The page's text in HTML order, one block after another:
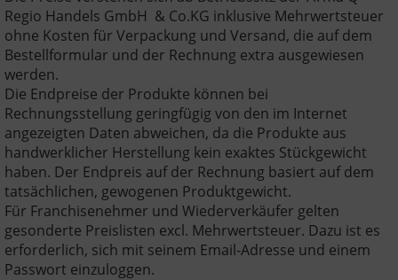
Regio Handels GmbH & Co.KG inklusive Mehrwertsteuer
ohne Kosten für Verpackung und Versand, die auf dem
Bestellformular und der Rechnung extra ausgewiesen
werden.
Die Endpreise der Produkte können bei
Rechnungsstellung geringfügig von den im Internet
angezeigten Daten abweichen, da die Produkte aus
handwerklicher Herstellung kein exaktes Stückgewicht
haben. Der Endpreis auf der Rechnung basiert auf dem
tatsächlichen, gewogenen Produktgewicht.
Für Franchisenehmer und Wiederverkäufer gelten
gesonderte Preislisten excl. Mehrwertsteuer. Dazu ist es
erforderlich, sich mit seinem Email-Adresse und einem
Passwort einzuloggen.